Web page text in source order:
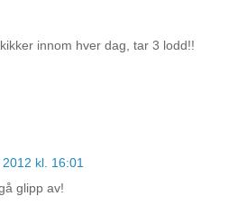
innom hver dag, tar 3 lodd!!
kl. 16:01
glipp av!